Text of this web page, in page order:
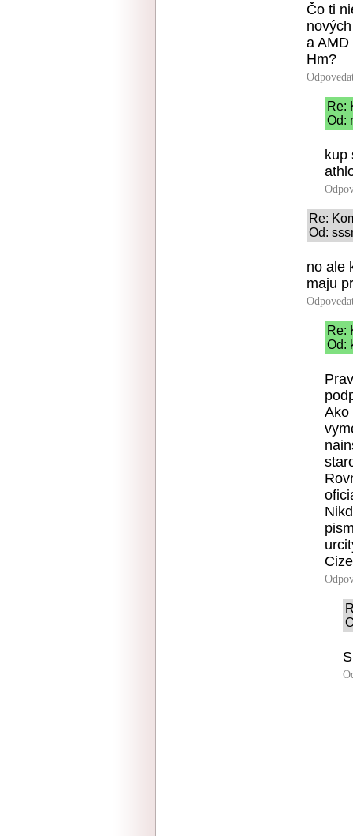
Čo ti
a AMD
Hm?
Re:
Od:
kup
Re:
Od:
no ale
maju
Re:
Od:
Ako